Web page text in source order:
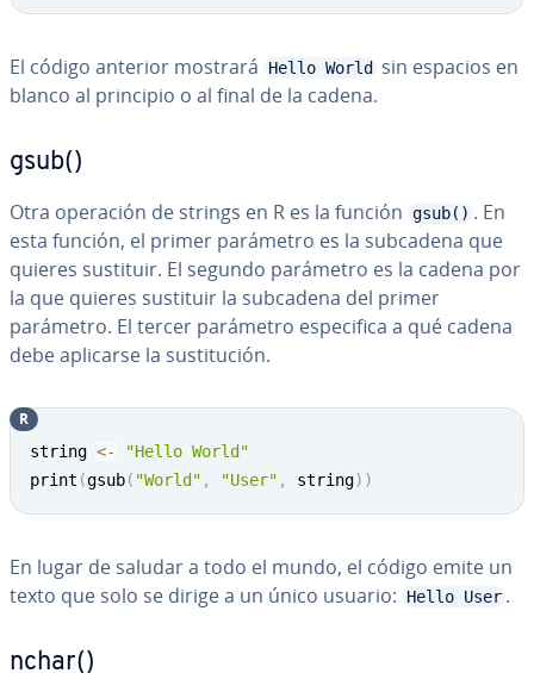
El código anterior mostrará Hello World
sin espacios en
blanco al principio o al final de la cadena.
gsub()
Otra operación de strings en R es la función gsub() . En
esta función, el primer parámetro es la subcadena que
quieres sustituir. El segundo parámetro es la cadena por
la que quieres sustituir la subcadena del primer
parámetro. El tercer parámetro es­pe­ci­fi­ca a qué cadena
debe aplicarse la su­s­ti­tu­ción.
string <-
"Hello World"
print (gsub( "World" , "User" , string) )
R
En lugar de saludar a todo el mundo, el código emite un
texto que solo se dirige a un único usuario:
Hello User .
nchar()